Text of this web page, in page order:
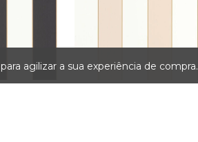
para agilizar a sua experiência de compra.